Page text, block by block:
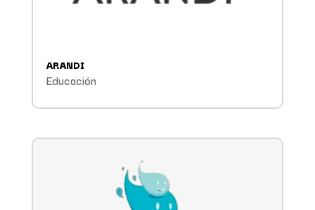
ARANDI
Educación